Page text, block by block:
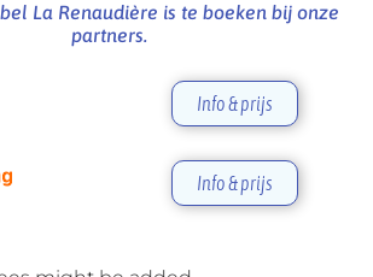
La Renaudière is te boeken bij onze
partners.
Info & prijs
Info & prijs